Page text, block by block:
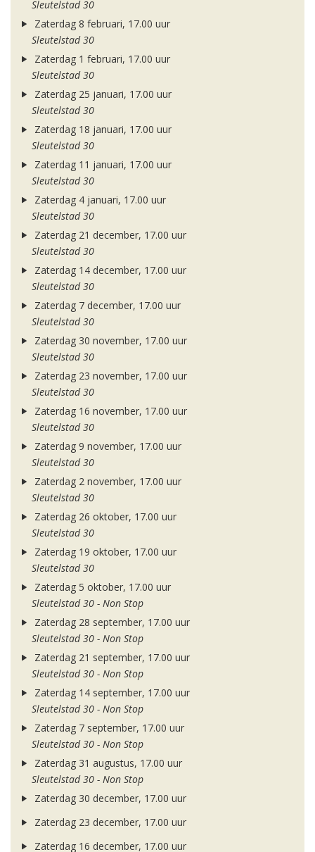
Sleutelstad 30
Zaterdag 8 februari, 17.00 uur
Sleutelstad 30
Zaterdag 1 februari, 17.00 uur
Sleutelstad 30
Zaterdag 25 januari, 17.00 uur
Sleutelstad 30
Zaterdag 18 januari, 17.00 uur
Sleutelstad 30
Zaterdag 11 januari, 17.00 uur
Sleutelstad 30
Zaterdag 4 januari, 17.00 uur
Sleutelstad 30
Zaterdag 21 december, 17.00 uur
Sleutelstad 30
Zaterdag 14 december, 17.00 uur
Sleutelstad 30
Zaterdag 7 december, 17.00 uur
Sleutelstad 30
Zaterdag 30 november, 17.00 uur
Sleutelstad 30
Zaterdag 23 november, 17.00 uur
Sleutelstad 30
Zaterdag 16 november, 17.00 uur
Sleutelstad 30
Zaterdag 9 november, 17.00 uur
Sleutelstad 30
Zaterdag 2 november, 17.00 uur
Sleutelstad 30
Zaterdag 26 oktober, 17.00 uur
Sleutelstad 30
Zaterdag 19 oktober, 17.00 uur
Sleutelstad 30
Zaterdag 5 oktober, 17.00 uur
Sleutelstad 30 - Non Stop
Zaterdag 28 september, 17.00 uur
Sleutelstad 30 - Non Stop
Zaterdag 21 september, 17.00 uur
Sleutelstad 30 - Non Stop
Zaterdag 14 september, 17.00 uur
Sleutelstad 30 - Non Stop
Zaterdag 7 september, 17.00 uur
Sleutelstad 30 - Non Stop
Zaterdag 31 augustus, 17.00 uur
Sleutelstad 30 - Non Stop
Zaterdag 30 december, 17.00 uur
Zaterdag 23 december, 17.00 uur
Zaterdag 16 december, 17.00 uur